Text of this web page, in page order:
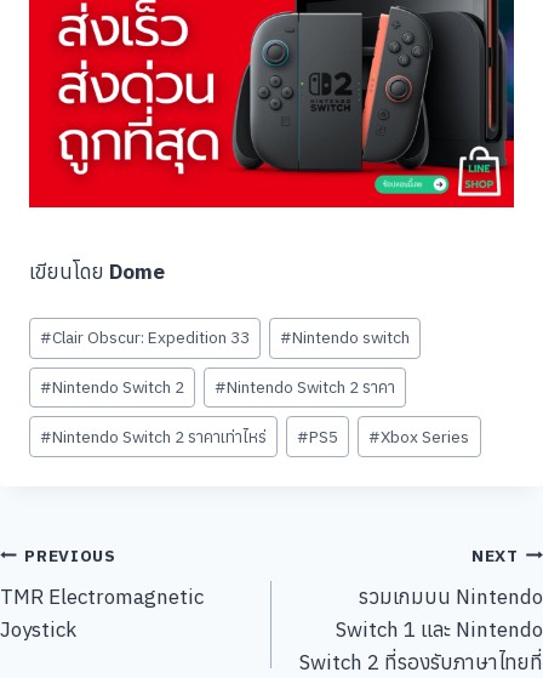
เขียนโดย Dome
Post
Tags:
#Clair Obscur: Expedition 33 #Nintendo switch
#Nintendo Switch 2 #Nintendo Switch 2 ราคา
#Nintendo Switch 2 ราคาเท่าไหร่ #PS5 #Xbox Series
แนะแนว
เรื่อง
PREVIOUS
TMR Electromagnetic
Joystick
NEXT
รวมเกมบน Nintendo
Switch 1 และ Nintendo
Switch 2 ที่รองรับภาษาไทยที่